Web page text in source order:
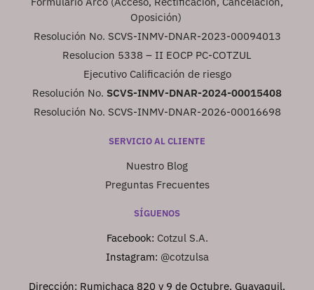
Oposición)
Resolución No. SCVS-INMV-DNAR-2023-00094013
Resolucion 5338 – II EOCP PC-COTZUL
Ejecutivo Calificación de riesgo
Resolución No. SCVS-INMV-DNAR-2024-00015408
Resolución No. SCVS-INMV-DNAR-2026-00016698
SERVICIO AL CLIENTE
Nuestro Blog
Preguntas Frecuentes
SÍGUENOS
Facebook: Cotzul S.A.
Instagram: @cotzulsa
Dirección: Rumichaca 820 y 9 de Octubre, Guayaquil,